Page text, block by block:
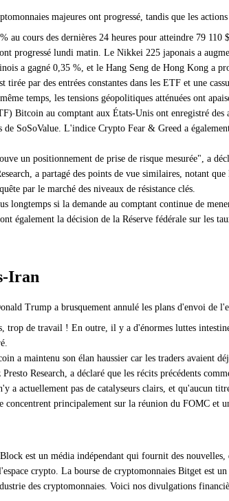
majeures ont progressé, tandis que les
cours des dernières 24 heures pour atteindre 79
progressé lundi matin. Le Nikkei 225 japonais a
a gagné 0,35 %, et le Hang Seng de Hong Kong a
tirée par des entrées constantes dans les ETF et une
temps, les tensions géopolitiques atténuées ont
Bitcoin au comptant aux États-Unis ont enregistré
SoSoValue. L'indice Crypto Fear & Greed a
un positionnement de prise de risque mesurée", a
a partagé des points de vue similaires, notant
par le marché des niveaux de résistance clés.
longtemps si la demande au comptant continue de
également la décision de la Réserve fédérale sur les
Iran
Trump a brusquement annulé les plans d'envoi de
trop de travail ! En outre, il y a d'énormes luttes
a maintenu son élan haussier car les traders avaient
Research, a déclaré que les récits précédents
a actuellement pas de catalyseurs clairs, et qu'aucun
concentrent principalement sur la réunion du FOMC et
est un média indépendant qui fournit des
crypto. La bourse de cryptomonnaies Bitget
des cryptomonnaies. Voici nos divulgations